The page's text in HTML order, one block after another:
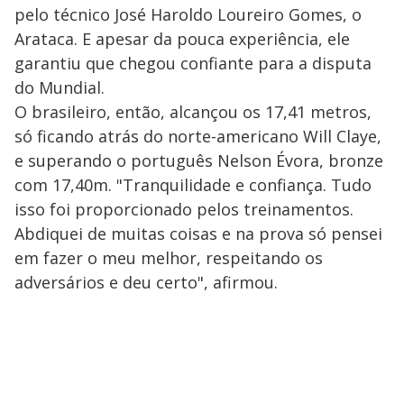
pelo técnico José Haroldo Loureiro Gomes, o
Arataca. E apesar da pouca experiência, ele
garantiu que chegou confiante para a disputa
do Mundial.
O brasileiro, então, alcançou os 17,41 metros,
só ficando atrás do norte-americano Will Claye,
e superando o português Nelson Évora, bronze
com 17,40m. "Tranquilidade e confiança. Tudo
isso foi proporcionado pelos treinamentos.
Abdiquei de muitas coisas e na prova só pensei
em fazer o meu melhor, respeitando os
adversários e deu certo", afirmou.